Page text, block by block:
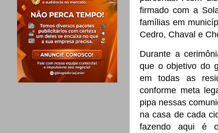
firmado com a
famílias em
Cedro, Chaval e
Durante a
que o objetivo do
em todas as
conforme meta
pipa nessas
na casa de cada
fazendo aqui é